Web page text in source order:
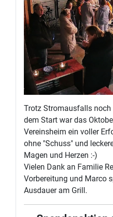
Trotz Stromausfalls
dem Start war das
Vereinsheim ein voller
ohne "Schuss" und
Magen und Herzen :-)
Vielen Dank an Familie
Vorbereitung und Marco
Ausdauer am Grill.